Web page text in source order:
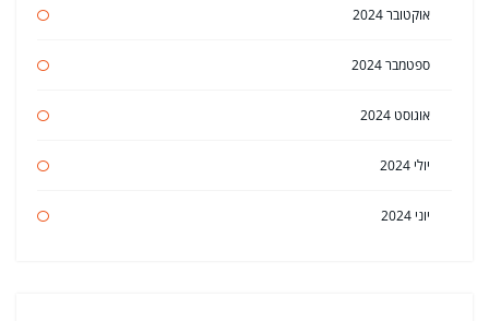
אוקטובר 2024
ספטמבר 2024
אוגוסט 2024
יולי 2024
יוני 2024